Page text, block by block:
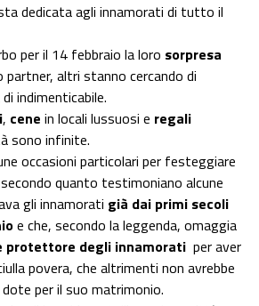
dedicata agli innamorati di tutto il
per il 14 febbraio la loro sorpresa
partner, altri stanno cercando di
indimenticabile.
, cene in locali lussuosi e regali
sono infinite.
occasioni particolari per festeggiare
quanto testimoniano alcune
gli innamorati già dai primi secoli
e che, secondo la leggenda, omaggia
protettore degli innamorati per aver
povera, che altrimenti non avrebbe
per il suo matrimonio.